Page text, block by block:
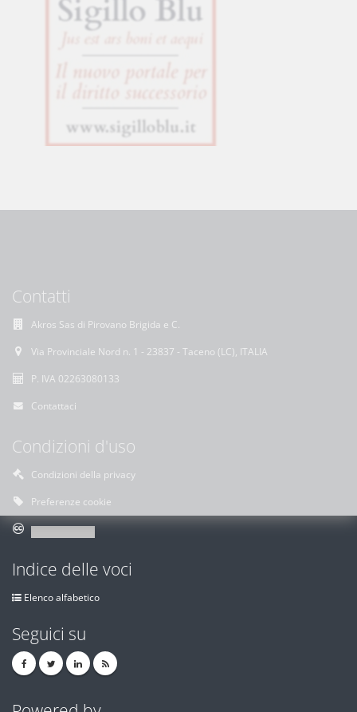
Contatti
Akros Sas di Pirovano Brigida e C.
Via Provinciale Nord n. 1 - 23837 - Taceno (LC), ITALIA
P. IVA 02263080133
Contattaci
Condizioni d'uso
Condizioni della privacy
Preferenze cookie
Indice delle voci
Elenco alfabetico
Seguici su